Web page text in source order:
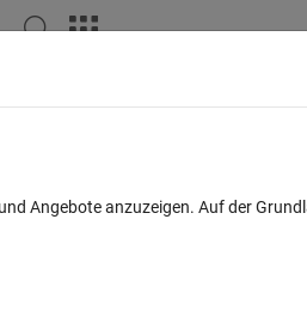
Melden Sie
Angebote anzuzeigen. Auf der